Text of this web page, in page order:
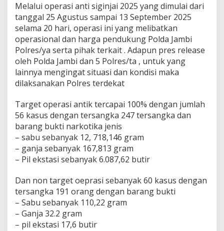
Melalui operasi anti siginjai 2025 yang dimulai dari
tanggal 25 Agustus sampai 13 September 2025
selama 20 hari, operasi ini yang melibatkan
operasional dan harga pendukung Polda Jambi
Polres/ya serta pihak terkait . Adapun pres release
oleh Polda Jambi dan 5 Polres/ta , untuk yang
lainnya mengingat situasi dan kondisi maka
dilaksanakan Polres terdekat
Target operasi antik tercapai 100% dengan jumlah
56 kasus dengan tersangka 247 tersangka dan
barang bukti narkotika jenis
– sabu sebanyak 12, 718,146 gram
– ganja sebanyak 167,813 gram
– Pil ekstasi sebanyak 6.087,62 butir
Dan non target oeprasi sebanyak 60 kasus dengan
tersangka 191 orang dengan barang bukti
– Sabu sebanyak 110,22 gram
– Ganja 32.2 gram
– pil ekstasi 17,6 butir